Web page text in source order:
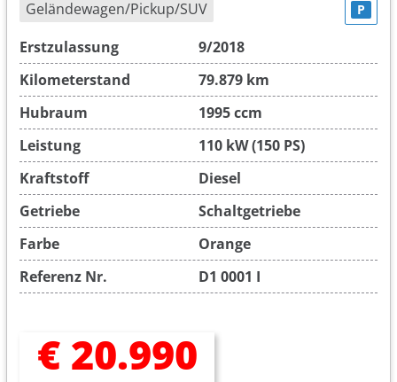
Geländewagen/Pickup/SUV P
Erstzulassung
9/2018
Kilometerstand
79.879 km
Hubraum
1995 ccm
Leistung
110 kW (150 PS)
Kraftstoff
Diesel
Getriebe
Schaltgetriebe
Farbe
Orange
Referenz Nr.
D1 0001 I
€ 20.990